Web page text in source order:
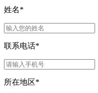
姓名*
联系电话*
所在地区*